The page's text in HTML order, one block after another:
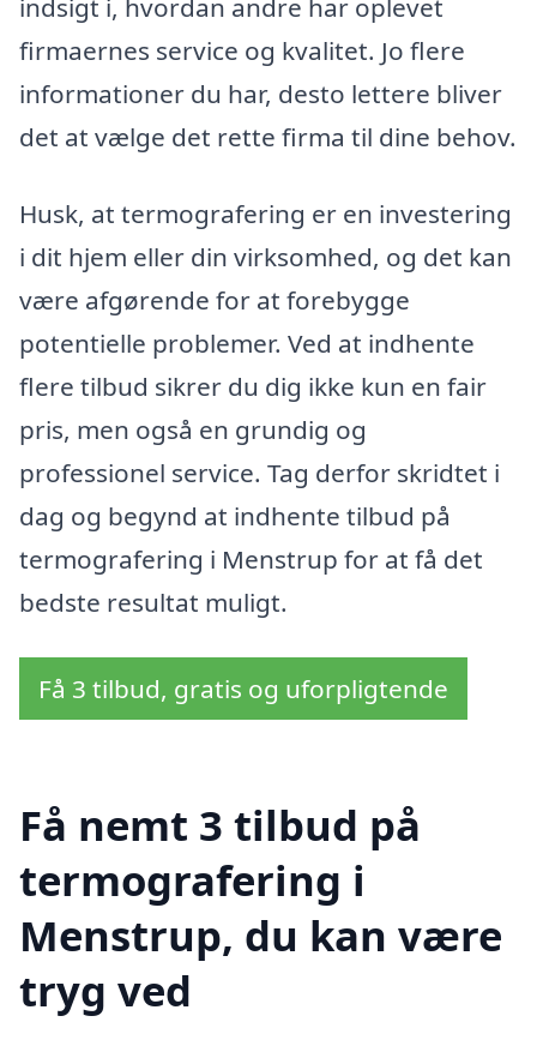
indsigt i, hvordan andre har oplevet
firmaernes service og kvalitet. Jo flere
informationer du har, desto lettere bliver
det at vælge det rette firma til dine behov.
Husk, at termografering er en investering
i dit hjem eller din virksomhed, og det kan
være afgørende for at forebygge
potentielle problemer. Ved at indhente
flere tilbud sikrer du dig ikke kun en fair
pris, men også en grundig og
professionel service. Tag derfor skridtet i
dag og begynd at indhente tilbud på
termografering i Menstrup for at få det
bedste resultat muligt.
Få 3 tilbud, gratis og uforpligtende
Få nemt 3 tilbud på
termografering i
Menstrup, du kan være
tryg ved